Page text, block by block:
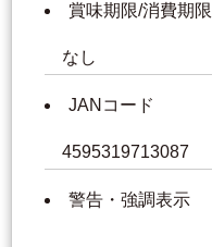
賞味期限/消費期限
なし
JANコード
4595319713087
警告・強調表示